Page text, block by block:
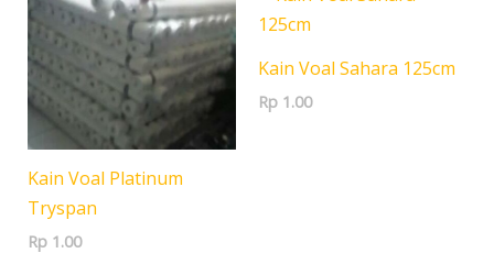
Kain Voal Platinum
Tryspan
Rp1.00
Kain Voal Sahara 125cm
Rp 1.00